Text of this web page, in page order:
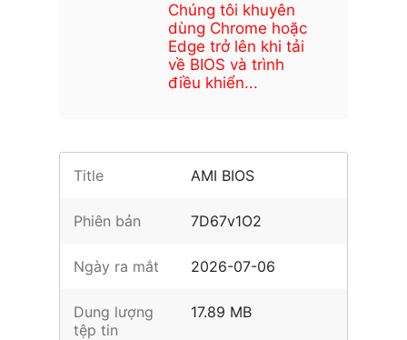
Chúng tôi khuyên
dùng Chrome hoặc
Edge trở lên khi tải
về BIOS và trình
điều khiển...
Title AMI BIOS
Phiên bản 7D67v1O2
Ngày ra mắt 2026-07-06
Dung lượng
tệp tin
17.89 MB